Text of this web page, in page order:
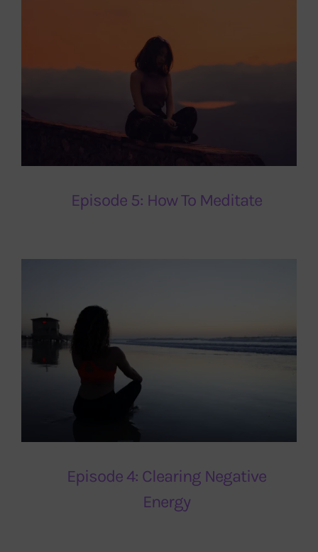
Episode 5: How To Meditate
Episode 4: Clearing Negative
Energy